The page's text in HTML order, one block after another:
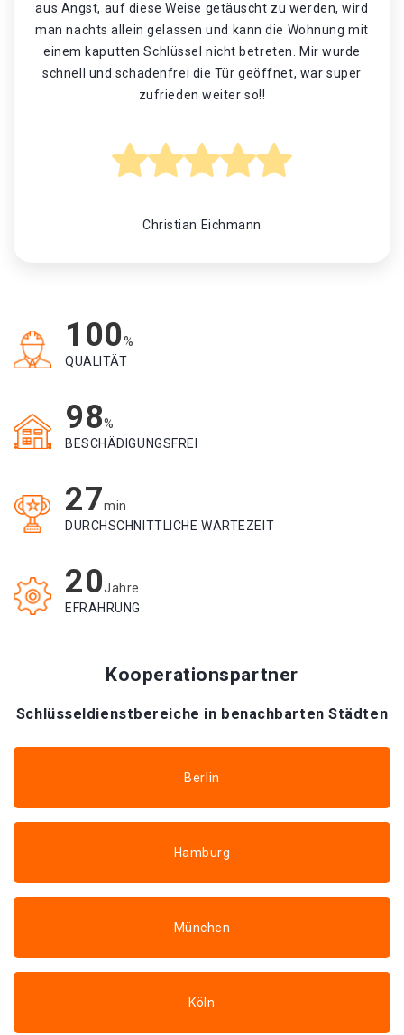
aus Angst, auf diese Weise getäuscht zu werden, wird
man nachts allein gelassen und kann die Wohnung mit
einem kaputten Schlüssel nicht betreten. Mir wurde
schnell und schadenfrei die Tür geöffnet, war super
zufrieden weiter so!!
Christian Eichmann
100%
QUALITÄT
98%
BESCHÄDIGUNGSFREI
27min
DURCHSCHNITTLICHE WARTEZEIT
20Jahre
EFRAHRUNG
Kooperationspartner
Schlüsseldienstbereiche in benachbarten Städten
Berlin
Hamburg
München
Köln